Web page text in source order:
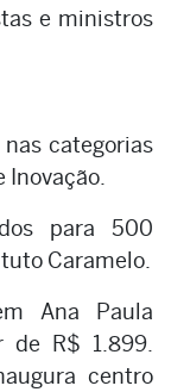
e ministros
categorias
para 500
Caramelo.
Ana Paula
R$ 1.899.
centro